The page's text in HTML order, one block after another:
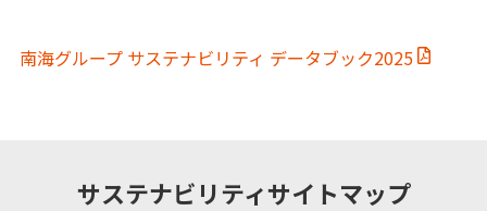
南海グループ サステナビリティ データブック2025
サステナビリティサイトマップ